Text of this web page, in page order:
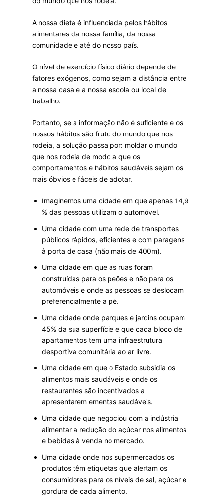
A nossa dieta é influenciada pelos hábitos
alimentares da nossa família, da nossa
comunidade e até do nosso país.
O nível de exercício físico diário depende de
fatores exógenos, como sejam a distância entre
a nossa casa e a nossa escola ou local de
trabalho.
Portanto, se a informação não é suficiente e os
nossos hábitos são fruto do mundo que nos
rodeia, a solução passa por: moldar o mundo
que nos rodeia de modo a que os
comportamentos e hábitos saudáveis sejam os
mais óbvios e fáceis de adotar.
Imaginemos uma cidade em que apenas 14,9
% das pessoas utilizam o automóvel.
Uma cidade com uma rede de transportes
públicos rápidos, eficientes e com paragens
à porta de casa (não mais de 400m).
Uma cidade em que as ruas foram
construídas para os peões e não para os
automóveis e onde as pessoas se deslocam
preferencialmente a pé.
Uma cidade onde parques e jardins ocupam
45% da sua superfície e que cada bloco de
apartamentos tem uma infraestrutura
desportiva comunitária ao ar livre.
Uma cidade em que o Estado subsidia os
alimentos mais saudáveis e onde os
restaurantes são incentivados a
apresentarem ementas saudáveis.
Uma cidade que negociou com a indústria
alimentar a redução do açúcar nos alimentos
e bebidas à venda no mercado.
Uma cidade onde nos supermercados os
produtos têm etiquetas que alertam os
consumidores para os níveis de sal, açúcar e
gordura de cada alimento.